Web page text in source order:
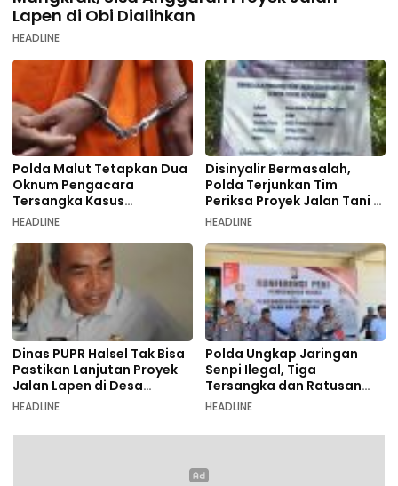
Lapen di Obi Dialihkan
HEADLINE
Polda Malut Tetapkan Dua
Oknum Pengacara
Tersangka Kasus
Pemalsuan Dokumen
HEADLINE
Disinyalir Bermasalah,
Polda Terjunkan Tim
Periksa Proyek Jalan Tani di
Galala
HEADLINE
Dinas PUPR Halsel Tak Bisa
Pastikan Lanjutan Proyek
Jalan Lapen di Desa
Sambiki
HEADLINE
Polda Ungkap Jaringan
Senpi Ilegal, Tiga
Tersangka dan Ratusan
Amunisi Diamankan
HEADLINE